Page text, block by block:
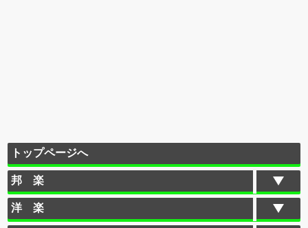
トップページへ
邦 楽
洋 楽